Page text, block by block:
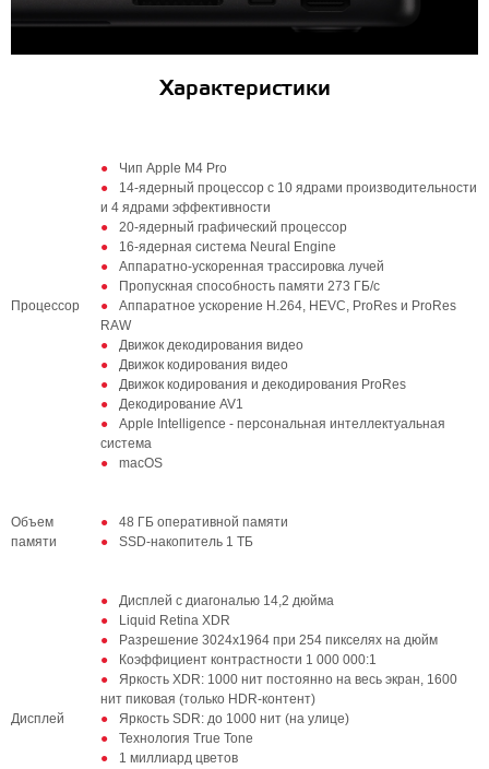
Характеристики
Процессор
Чип Apple M4 Pro
14-ядерный процессор с 10 ядрами производительности
и 4 ядрами эффективности
20-ядерный графический процессор
16‑ядерная система Neural Engine
Аппаратно-ускоренная трассировка лучей
Пропускная способность памяти 273 ГБ/с
Аппаратное ускорение H.264, HEVC, ProRes и ProRes
RAW
Движок декодирования видео
Движок кодирования видео
Движок кодирования и декодирования ProRes
Декодирование AV1
Apple Intelligence - персональная интеллектуальная
система
macOS
Объем
памяти
48 ГБ оперативной памяти
SSD‑накопитель 1 ТБ
Дисплей
Дисплей с диагональю 14,2 дюйма
Liquid Retina XDR
Разрешение 3024х1964 при 254 пикселях на дюйм
Коэффициент контрастности 1 000 000:1
Яркость XDR: 1000 нит постоянно на весь экран, 1600
нит пиковая (только HDR-контент)
Яркость SDR: до 1000 нит (на улице)
Технология True Tone
1 миллиард цветов